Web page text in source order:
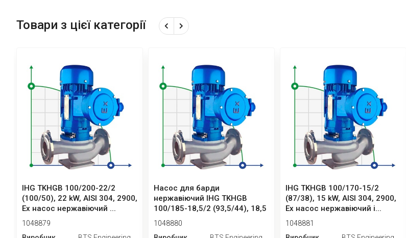
Товари з цієї категорії
IHG TKHGB 100/200-22/2
(100/50), 22 kW, AISI 304, 2900,
Ex насос нержавіючий ...
1048879
Насос для барди
нержавіючий IHG TKHGB
100/185-18,5/2 (93,5/44), 18,5
kW, AISI...
1048880
IHG TKHGB 100/170-15/2
(87/38), 15 kW, AISI 304, 2900,
Ex насос нержавіючий і...
1048881